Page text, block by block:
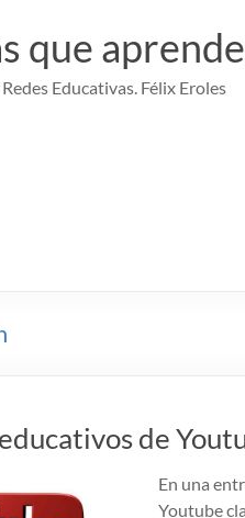
que
Educativas. Félix Eroles
de
En una
Youtube